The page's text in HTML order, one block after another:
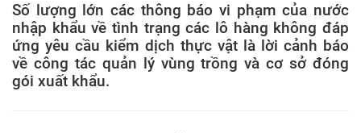
Số lượng lớn các thông báo vi phạm của nước
nhập khẩu về tình trạng các lô hàng không đáp
ứng yêu cầu kiểm dịch thực vật là lời cảnh báo
về công tác quản lý vùng trồng và cơ sở đóng
gói xuất khẩu.